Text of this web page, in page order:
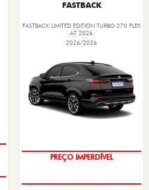
FASTBACK
FASTBACK LIMITED EDITION TURBO 270 FLEX
AT 2026
2026/2026
PREÇO IMPERDÍVEL